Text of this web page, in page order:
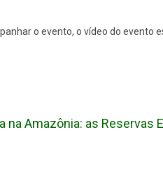
o evento, o vídeo do evento
na Amazônia: as Reservas